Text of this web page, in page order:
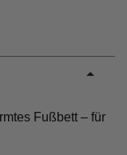
Fußbett – für